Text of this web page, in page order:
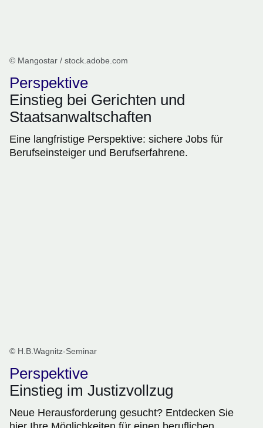
© Mangostar / stock.adobe.com
Perspektive
Einstieg bei Gerichten und
Staatsanwaltschaften
Eine langfristige Perspektive: sichere Jobs für
Berufseinsteiger und Berufserfahrene.
© H.B.Wagnitz-Seminar
Perspektive
Einstieg im Justizvollzug
Neue Herausforderung gesucht? Entdecken Sie